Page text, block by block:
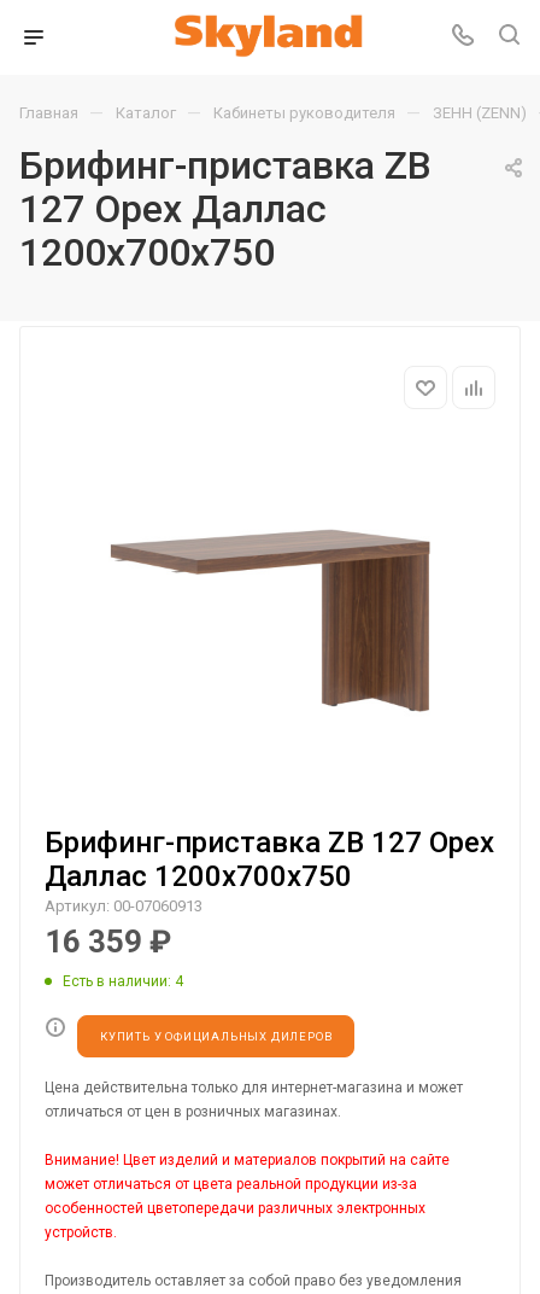
Главная — Каталог — Кабинеты руководителя — ЗЕНН (ZENN)
Брифинг-приставка ZB
127 Орех Даллас
1200х700х750
Брифинг-приставка ZB 127 Орех
Даллас 1200х700х750
Артикул: 00-07060913
16 359 ₽
Есть в наличии: 4
КУПИТЬ У ОФИЦИАЛЬНЫХ ДИЛЕРОВ
Цена действительна только для интернет-магазина и может
отличаться от цен в розничных магазинах.
Внимание! Цвет изделий и материалов покрытий на сайте
может отличаться от цвета реальной продукции из-за
особенностей цветопередачи различных электронных
устройств.
Производитель оставляет за собой право без уведомления